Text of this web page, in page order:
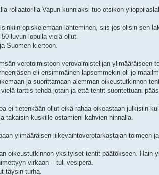
rollaatorilla Vapun kunniaksi tuo otsikon
opiskelemaan lähteminen, siis jos olisin sen
luvun lopulla vielä ollut.
Suomen kiertoon.
verotoimistoon verovalmistelijan ylimääräiseen
eli ensimmäinen lapsemmekin oli jo
ja suorittamaan alemman oikeustutkinnon
tarttis tehdä jotain ja että tentit suoritettuani
ei tietenkään ollut eikä rahaa oikeastaan julkisiin
takaisin kuskille ostamieni kahvien hinnalla.
ylimääräisen liikevaihtoverotarkastajan toimeen
oikeustutkinnon yksityiset tentit päätökseen. Hain
virkaan – tuli vesiperä.
täysin turha.